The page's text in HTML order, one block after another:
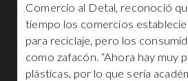
Comercio al Detal, reconoció
tiempo los comercios
para reciclaje, pero los
como zafacón. “Ahora hay muy
plásticas, por lo que sería